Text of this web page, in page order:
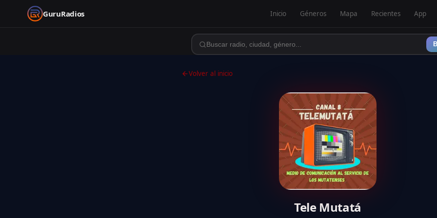
GuruRadios Inicio Géneros Mapa Recientes App
Volver al inicio
Tele Mutatá